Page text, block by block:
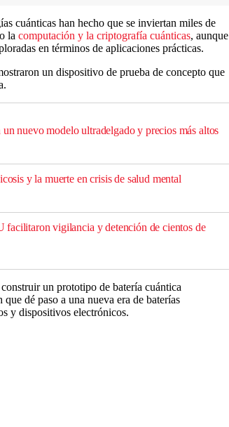
cuánticas han hecho que se inviertan miles de
la computación y la criptografía cuánticas, aunque
en términos de aplicaciones prácticas.
un dispositivo de prueba de concepto que
nuevo modelo ultradelgado y precios más altos
y la muerte en crisis de salud mental
facilitaron vigilancia y detención de cientos de
un prototipo de batería cuántica
dé paso a una nueva era de baterías
y dispositivos electrónicos.